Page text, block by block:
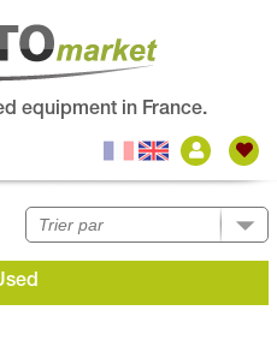
equipment in France.